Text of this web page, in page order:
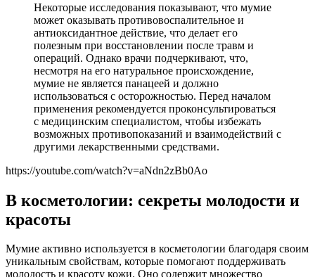
Некоторые исследования показывают, что мумие
может оказывать противовоспалительное и
антиоксидантное действие, что делает его
полезным при восстановлении после травм и
операций. Однако врачи подчеркивают, что,
несмотря на его натуральное происхождение,
мумие не является панацеей и должно
использоваться с осторожностью. Перед началом
применения рекомендуется проконсультироваться
с медицинским специалистом, чтобы избежать
возможных противопоказаний и взаимодействий с
другими лекарственными средствами.
https://youtube.com/watch?v=aNdn2zBb0Ao
В косметологии: секреты молодости и
красоты
Мумие активно используется в косметологии благодаря своим
уникальным свойствам, которые помогают поддерживать
молодость и красоту кожи. Оно содержит множество